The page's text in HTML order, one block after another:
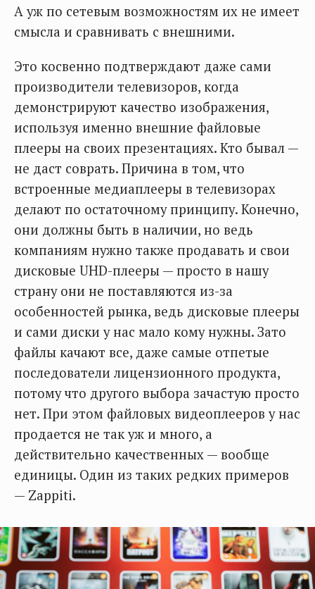
А уж по сетевым возможностям их не имеет
смысла и сравнивать с внешними.
Это косвенно подтверждают даже сами
производители телевизоров, когда
демонстрируют качество изображения,
используя именно внешние файловые
плееры на своих презентациях. Кто бывал —
не даст соврать. Причина в том, что
встроенные медиаплееры в телевизорах
делают по остаточному принципу. Конечно,
они должны быть в наличии, но ведь
компаниям нужно также продавать и свои
дисковые UHD-плееры — просто в нашу
страну они не поставляются из-за
особенностей рынка, ведь дисковые плееры
и сами диски у нас мало кому нужны. Зато
файлы качают все, даже самые отпетые
последователи лицензионного продукта,
потому что другого выбора зачастую просто
нет. При этом файловых видеоплееров у нас
продается не так уж и много, а
действительно качественных — вообще
единицы. Один из таких редких примеров
— Zappiti.